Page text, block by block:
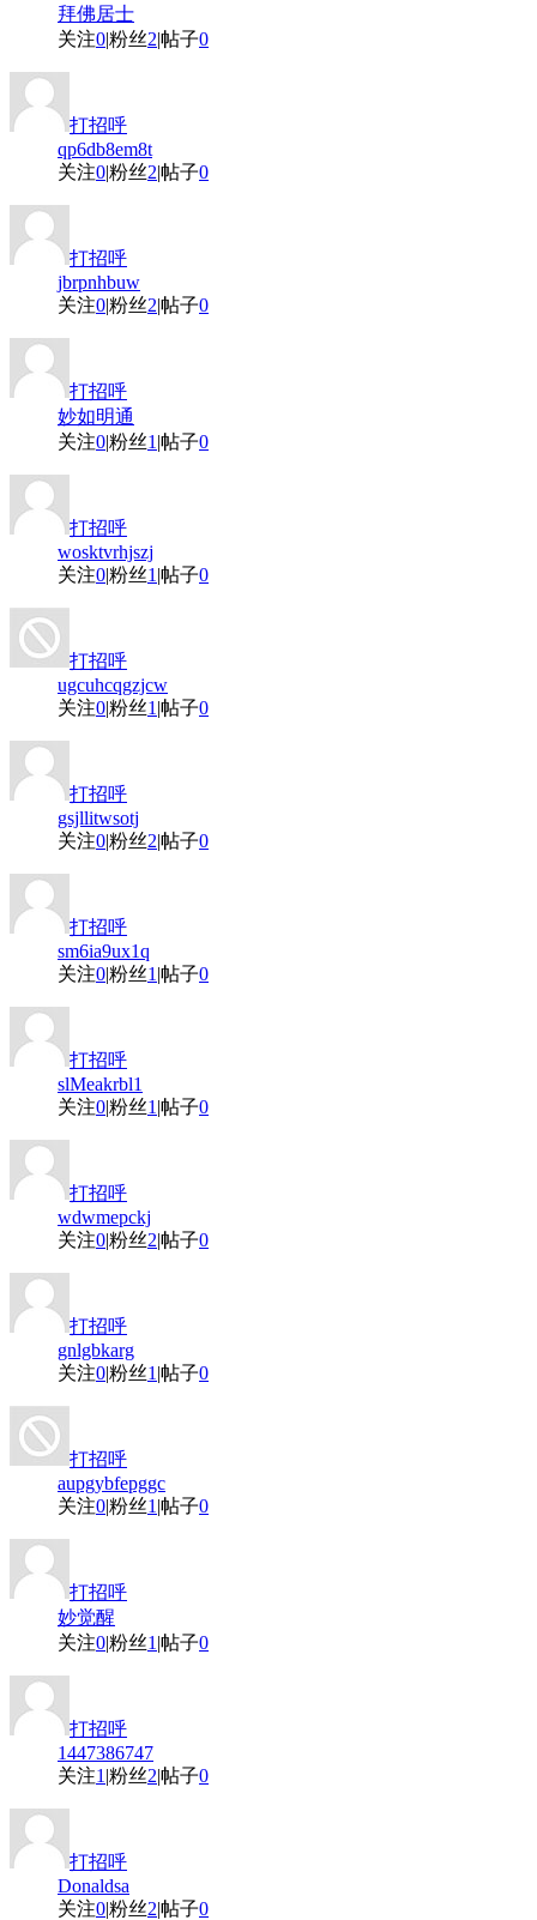
拜佛居士
关注0|粉丝2|帖子0
打招呼
qp6db8em8t
关注0|粉丝2|帖子0
打招呼
jbrpnhbuw
关注0|粉丝2|帖子0
打招呼
妙如明通
关注0|粉丝1 |帖子0
打招呼
wosktvrhjszj
关注0|粉丝1 |帖子0
打招呼
ugcuhcqgzjcw
关注0|粉丝1 |帖子0
打招呼
gsjllitwsotj
关注0|粉丝2|帖子0
打招呼
sm6ia9ux1q
关注0|粉丝1 |帖子0
打招呼
slMeakrbl1
关注0|粉丝1 |帖子0
打招呼
wdwmepckj
关注0|粉丝2|帖子0
打招呼
gnlgbkarg
关注0|粉丝1 |帖子0
打招呼
aupgybfepggc
关注0|粉丝1 |帖子0
打招呼
妙觉醒
关注0|粉丝1 |帖子0
打招呼
1447386747
关注1 |粉丝2|帖子0
打招呼
Donaldsa
关注0|粉丝2|帖子0